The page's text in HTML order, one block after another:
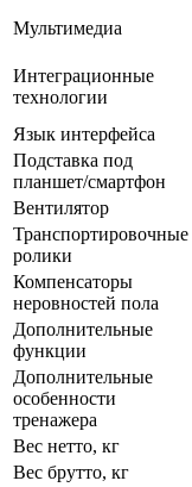
Мультимедиа
Интеграционные
технологии
Язык интерфейса
Подставка под
планшет/смартфон
Вентилятор
Транспортировочные
ролики
Компенсаторы
неровностей пола
Дополнительные
функции
Дополнительные
особенности
тренажера
Вес нетто, кг
Вес брутто, кг